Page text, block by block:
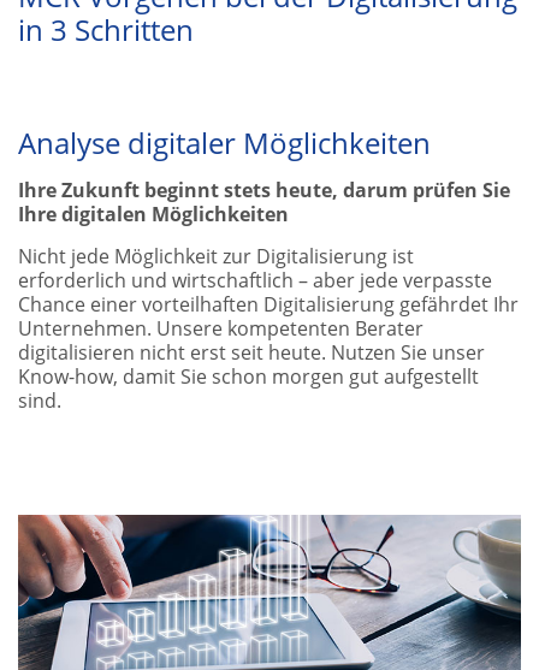
in 3 Schritten
Analyse digitaler Möglichkeiten
Ihre Zukunft beginnt stets heute, darum prüfen Sie
Ihre digitalen Möglichkeiten
Nicht jede Möglichkeit zur Digitalisierung ist
erforderlich und wirtschaftlich – aber jede verpasste
Chance einer vorteilhaften Digitalisierung gefährdet Ihr
Unternehmen. Unsere kompetenten Berater
digitalisieren nicht erst seit heute. Nutzen Sie unser
Know-how, damit Sie schon morgen gut aufgestellt
sind.